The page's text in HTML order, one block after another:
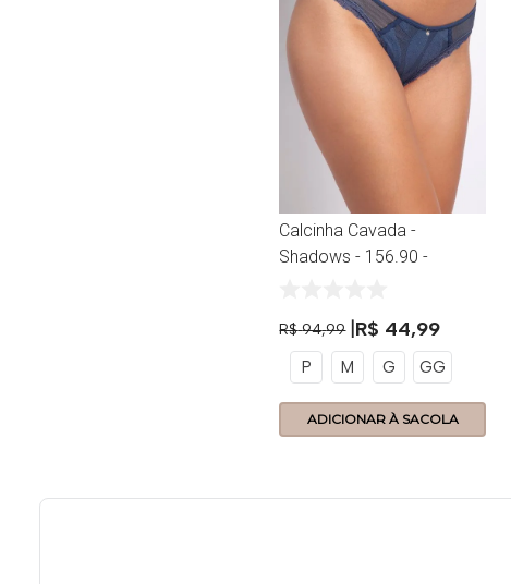
Calcinha Cavada -
Shadows - 156.90 -
R$ 94,99 R$ 44,99
P M G GG
ADICIONAR À SACOLA